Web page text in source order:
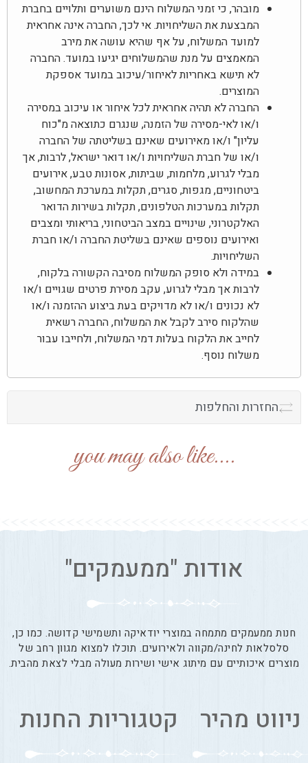
החזרות והחלפות
מובהר, כי זמני המשלוח הינם משוערים ותלויים בחברת
המבצעת את השליחויות. אי לכך, החברה אינה אחראית
למועד המשלוח, על אף שהיא עושה את מירב
המאמצים על מנת שהמשלוחים יגיעו במועד. החברה
לא תישא באחריות לאיחור/עיכוב במועד אספקת
המוצרים.
החברה לא תהיה אחראית לכל איחור או עיכוב במסירה
ו/או לאי-מסירה של הזמנה, שנגרם כתוצאה מ"כוח
עליון" ו/או מאירועים שאינם בשליטתה של החברה
ו/או של חברת השליחויות ו/או דואר ישראל, לרבות, אך
מבלי לגרוע, מלחמות, שביתות, אסונות טבע, אירועים
ביטחוניים, מגפות, סגרים, תקלות במערכת המחשוב,
תקלות במערכות הטלפונים, תקלות בשירות הדואר
האלקטרוני, שינויים במצב הביטחוני, בריאותי ומצבים
ואירועים נוספים שאינם בשליטת החברה ו/או חברת
השליחויות.
במידה ולא סופק המשלוח מסיבה הקשורה בלקוח,
לרבות אך מבלי לגרוע, עקב מסירת פרטים שגויים ו/או
לא נכונים ו/או לא מדויקים בעת ביצוע ההזמנה ו/או
שהלקוח סירב לקבל את המשלוח, החברה רשאית
לחייב את הלקוח בעלות דמי המשלוח, ולחייבו עבור
משלוח נוסף.
....you may also like
אודות "ממעמקים"
חנות ממעמקים מתמחה במוצרי יודאיקה ותשמישי קדושה. כמו כן,
סלסלאות לחינה/מקווה ולאירועים. תוכלו למצוא מגוון רחב של
איכותיים עם מיתוג אישי ושירות מעולה מבלי לצאת מהבית.
מהיר קטגוריות החנות